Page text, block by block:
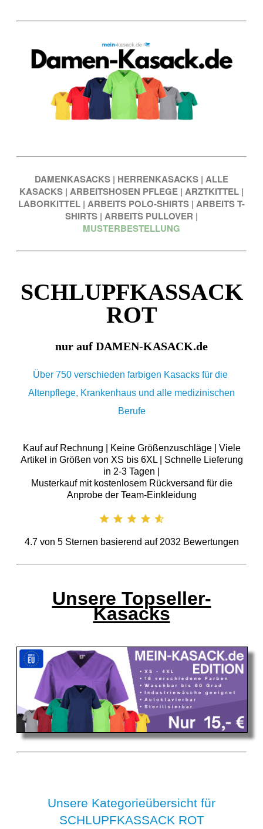
DAMENKASACKS | HERRENKASACKS | ALLE
KASACKS | ARBEITSHOSEN PFLEGE | ARZTKITTEL |
LABORKITTEL | ARBEITS POLO-SHIRTS | ARBEITS T-
SHIRTS | ARBEITS PULLOVER |
MUSTERBESTELLUNG
SCHLUPFKASSACK
ROT
nur auf DAMEN-KASACK.de
Über 750 verschieden farbigen Kasacks für die
Altenpflege, Krankenhaus und alle medizinischen
Berufe
Kauf auf Rechnung | Keine Größenzuschläge | Viele
Artikel in Größen von XS bis 6XL | Schnelle Lieferung
in 2-3 Tagen |
Musterkauf mit kostenlosem Rückversand für die
Anprobe der Team-Einkleidung
4.7von 5Sternen basierend auf 2032 Bewertungen
Unsere Topseller-
Kasacks
Unsere Kategorieübersicht für
SCHLUPFKASSACK ROT